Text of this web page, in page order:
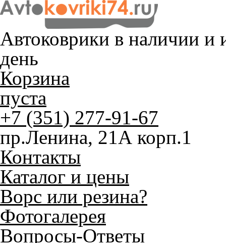
Автоковрики в наличии и
день
Корзина
пуста
+7 (351) 277-91-67
пр.Ленина, 21А корп.1
Контакты
Каталог и цены
Ворс или резина?
Фотогалерея
Вопросы-Ответы